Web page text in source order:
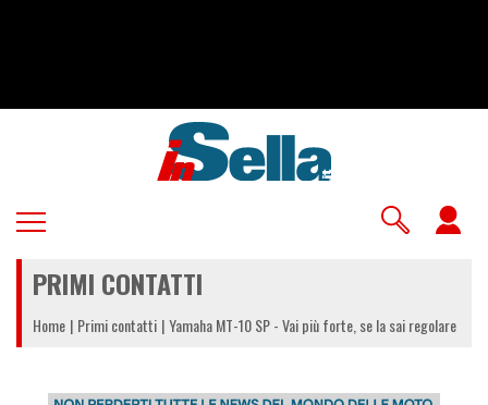
PRIMI CONTATTI
Home Primi contatti Yamaha MT-10 SP - Vai più forte, se la sai regolare